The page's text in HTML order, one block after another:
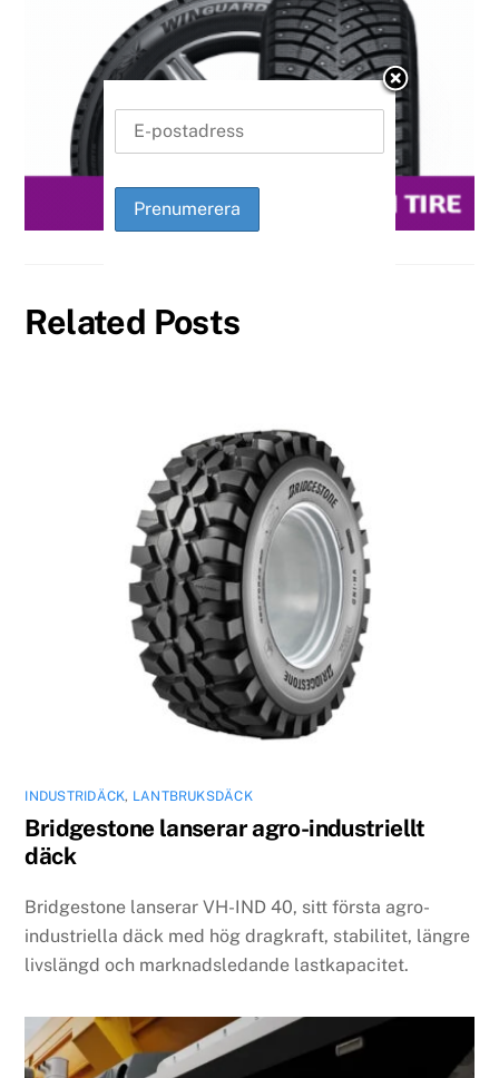
Related Posts
INDUSTRIDÄCK, LANTBRUKSDÄCK
Bridgestone lanserar agro-industriellt
däck
Bridgestone lanserar VH-IND 40, sitt första agro-
industriella däck med hög dragkraft, stabilitet, längre
livslängd och marknadsledande lastkapacitet.